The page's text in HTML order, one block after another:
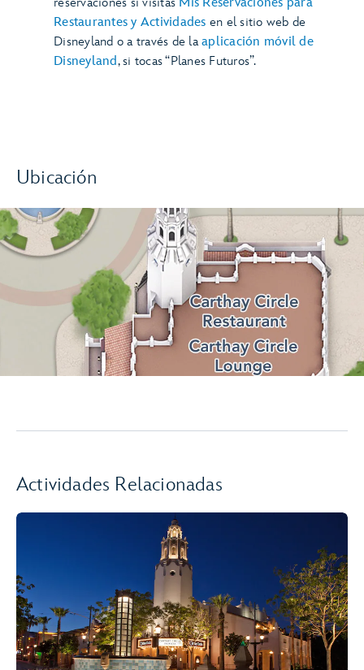
Ubicación
Restaurantes y Actividades en el sitio web de
Disneyland o a través de laaplicación móvil de
Disneyland, si tocas “Planes Futuros”.
Actividades Relacionadas